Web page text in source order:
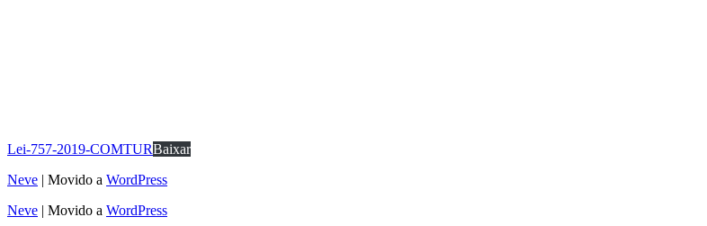
Lei-757-2019-COMTURBaixar
Neve | Movido a WordPress
Neve | Movido a WordPress